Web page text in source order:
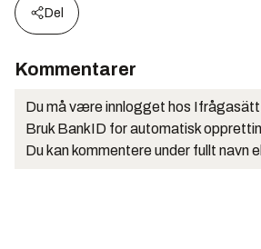
Del
Kommentarer
Du må være innlogget hos
Bruk BankID for automatisk
Du kan kommentere under fullt navn